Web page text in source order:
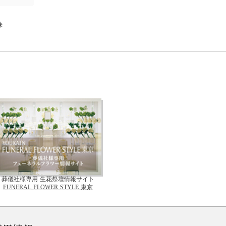
葬儀社様専用 生花祭壇情報サイト
FUNERAL FLOWER STYLE 東京